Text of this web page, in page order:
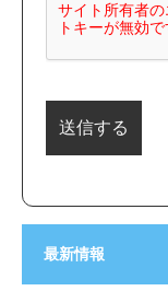
最新情報